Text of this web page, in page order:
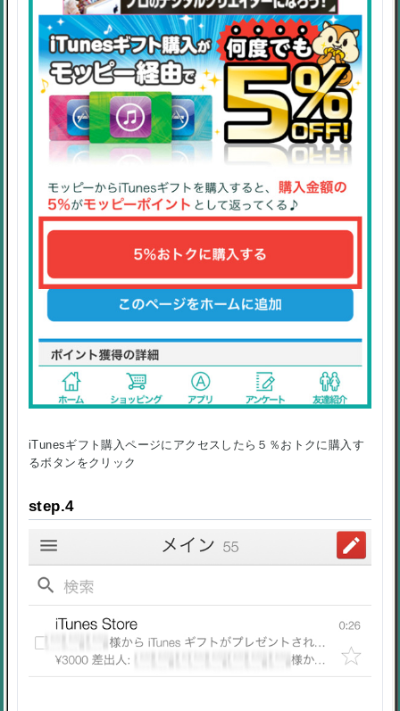
iTunesギフト購入ページにアクセスしたら５％おトクに購入す
るボタンをクリック
step.4